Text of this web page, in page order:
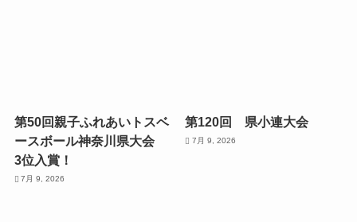
第50回親子ふれあいトスベ
ースボール神奈川県大会
3位入賞！
7月 9, 2026
第120回 県小連大会
7月 9, 2026